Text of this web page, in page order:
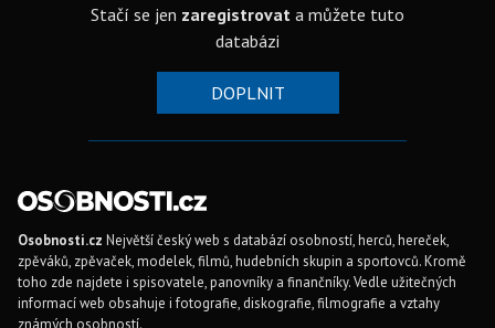
Stačí se jen zaregistrovat a můžete tuto
databázi
DOPLNIT
Osobnosti.cz Největší český web s databází osobností, herců, hereček,
zpěváků, zpěvaček, modelek, filmů, hudebních skupin a sportovců. Kromě
toho zde najdete i spisovatele, panovníky a finančníky. Vedle užitečných
informací web obsahuje i fotografie, diskografie, filmografie a vztahy
známých osobností.